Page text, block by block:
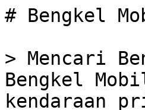
# Bengkel
> Mencari
Bengkel
kendaraan